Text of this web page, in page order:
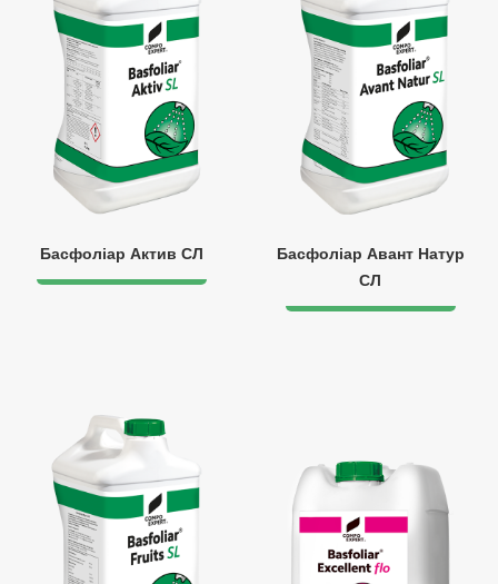
Басфоліар Актив СЛ
Басфоліар Авант Натур
СЛ